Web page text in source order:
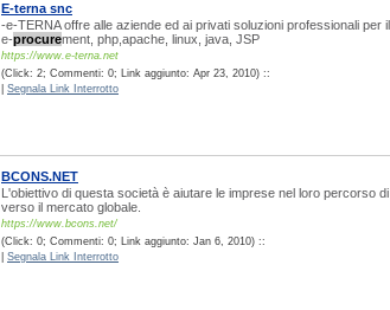
E-terna snc
-e-TERNA offre alle aziende ed ai privati soluzioni professionali per
e-procurement, php,apache, linux, java, JSP
https://www.e-terna.net
(Click: 2; Commenti: 0; Link aggiunto: Apr 23, 2010) ::
Segnala Link Interrotto
BCONS.NET
L'obiettivo di questa società è aiutare le imprese nel loro percorso
verso il mercato globale.
https://www.bcons.net/
(Click: 0; Commenti: 0; Link aggiunto: Jan 6, 2010) ::
Segnala Link Interrotto